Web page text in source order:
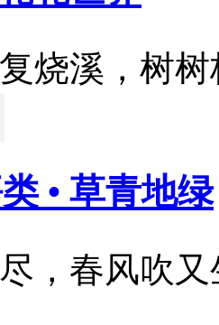
烧溪，树
• 草青地绿
，春风吹又